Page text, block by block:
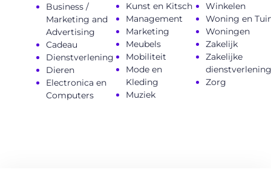
Business /
Marketing and
Advertising
Cadeau
Dienstverlening
Dieren
Electronica en
Computers
Kunst en Kitsch
Management
Marketing
Meubels
Mobiliteit
Mode en
Kleding
Muziek
Winkelen
Woning en
Woningen
Zakelijk
Zakelijke
Zorg